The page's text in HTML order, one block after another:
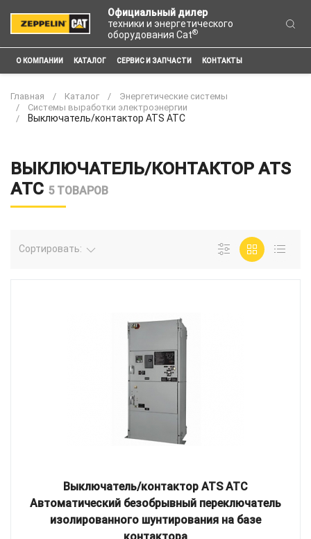
Официальный дилер
техники и энергетического
оборудования Cat®
О КОМПАНИИ КАТАЛОГ СЕРВИС И ЗАПЧАСТИ КОНТАКТЫ
Главная Каталог
Энергетические системы
Системы выработки электроэнергии
Выключатель/контактор ATS ATC
ВЫКЛЮЧАТЕЛЬ/КОНТАКТОР ATS
ATC 5 ТОВАРОВ
Сортировать:
Выключатель/контактор ATS ATC
Автоматический безобрывный переключатель
изолированного шунтирования на базе